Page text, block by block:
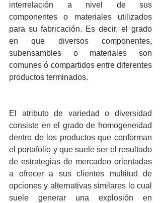
interrelación a nivel de sus
componentes o materiales utilizados
para su fabricación. Es decir, el grado
en que diversos componentes,
subensambles o materiales son
comunes ó compartidos entre diferentes
productos terminados.
El atributo de variedad o diversidad
consiste en el grado de homogeneidad
dentro de los productos que conforman
el portafolio y que suele ser el resultado
de estrategias de mercadeo orientadas
a ofrecer a sus clientes multitud de
opciones y alternativas similares lo cual
suele generar una explosión en